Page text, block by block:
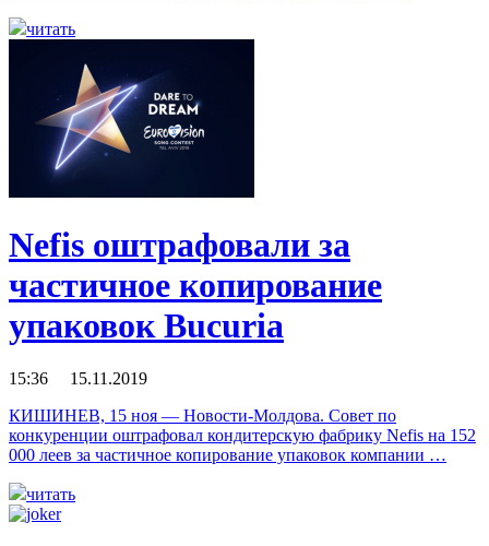
читать
Nefis оштрафовали за
частичное копирование
упаковок Bucuria
15:36 15.11.2019
КИШИНЕВ, 15 ноя — Новости-Молдова. Совет по
конкуренции оштрафовал кондитерскую фабрику Nefis на 152
000 леев за частичное копирование упаковок компании …
читать